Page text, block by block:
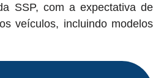
SSP, com a expectativa de
veículos, incluindo modelos